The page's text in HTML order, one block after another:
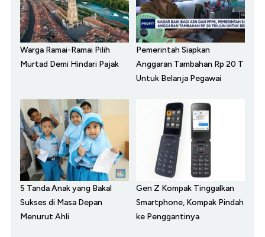
Warga Ramai-Ramai Pilih
Murtad Demi Hindari Pajak
Pemerintah Siapkan
Anggaran Tambahan Rp 20 T
Untuk Belanja Pegawai
5 Tanda Anak yang Bakal
Sukses di Masa Depan
Menurut Ahli
Gen Z Kompak Tinggalkan
Smartphone, Kompak Pindah
ke Penggantinya